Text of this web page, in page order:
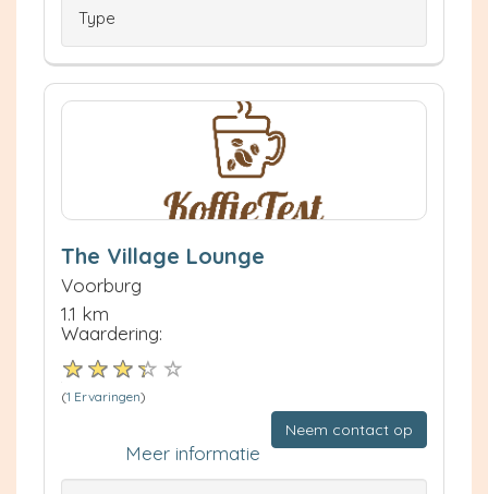
Type
The Village Lounge
Voorburg
1.1 km
Waardering:
(1 Ervaringen)
Neem contact op
Meer informatie